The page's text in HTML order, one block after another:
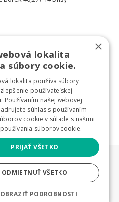
zmeniť bez výslovného
informatívny charakter.
pro psy,nejlepší granule pro psy,
pro psy,krmivo a vitamíny pro
×
lokalita
súbory cookie.
lokalita používa súbory
používateľskej
Používaním našej webovej
súhlas s používaním
cookie v súlade s našimi
súborov cookie.
PRIJAŤ VŠETKO
ODMIETNUŤ VŠETKO
PODROBNOSTI